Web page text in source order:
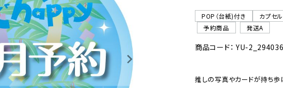
POP（台紙)付き
カプセ
予約商品
発送A
商品コード： YU-2_294036
推しの写真やカードが持ち歩